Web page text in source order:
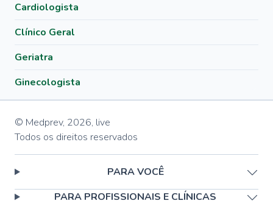
Cardiologista
Clínico Geral
Geriatra
Ginecologista
© Medprev, 2026, live
Todos os direitos reservados
PARA VOCÊ
PARA PROFISSIONAIS E CLÍNICAS